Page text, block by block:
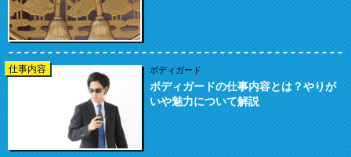
仕事内容 ボディガード
ボディガードの仕事内容とは？やりが
いや魅力について解説